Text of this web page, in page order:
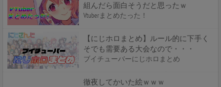
組んだら面白そうだと思ったｗ
Vtuberまとめたった！
【にじホロまとめ】ルール的に下手く
そでも需要ある大会なので・・・
ブイチューバーにじホロまとめ
徹夜してかいた絵ｗｗｗ